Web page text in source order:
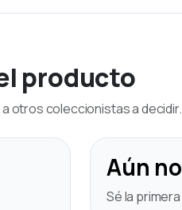
producto
otros coleccionistas a decidir.
Aún
Sé la